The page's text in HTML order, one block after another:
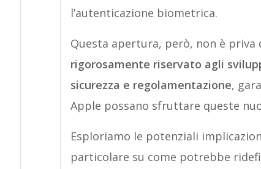
l’autenticazione biometrica.
Questa apertura, però, non è priva
rigorosamente riservato agli
sicurezza e regolamentazione,
Apple possano sfruttare queste
Esploriamo le potenziali
particolare su come potrebbe